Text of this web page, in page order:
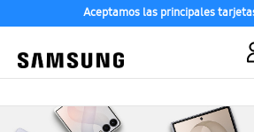
Aceptamos las principales